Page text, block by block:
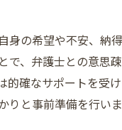
身の希望や不安、納
で、弁護士との意思
的確なサポートを受
りと事前準備を行いま